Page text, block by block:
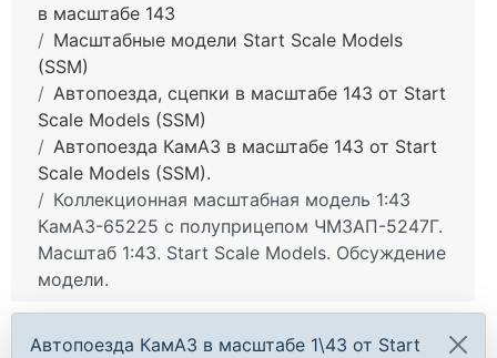
в масштабе 143
Масштабные модели Start Scale Models
(SSM)
Автопоезда, сцепки в масштабе 143 от Start
Scale Models (SSM)
Автопоезда КамАЗ в масштабе 143 от Start
Scale Models (SSM).
Коллекционная масштабная модель 1:43
КамАЗ-65225 с полуприцепом ЧМЗАП-5247Г.
Масштаб 1:43. Start Scale Models. Обсуждение
модели.
Автопоезда КамАЗ в масштабе 1\43 от Start